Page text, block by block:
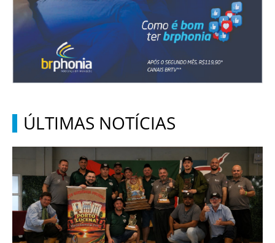
ÚLTIMAS NOTÍCIAS